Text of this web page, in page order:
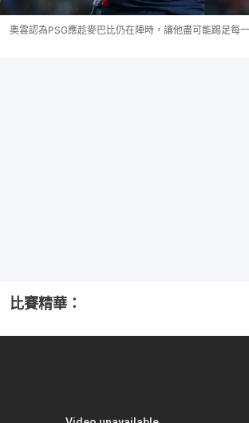
奧雲認為PSG應趁麥巴比仍在陣時，讓他盡可能踢足每
比賽精華：